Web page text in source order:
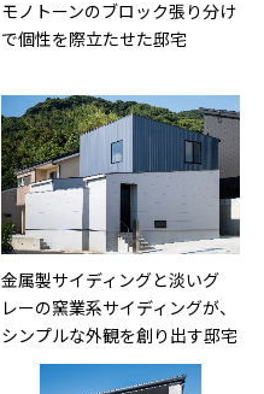
モノトーンのブロック張り分け
で個性を際立たせた邸宅
金属製サイディングと淡いグ
レーの窯業系サイディングが、
シンプルな外観を創り出す邸宅